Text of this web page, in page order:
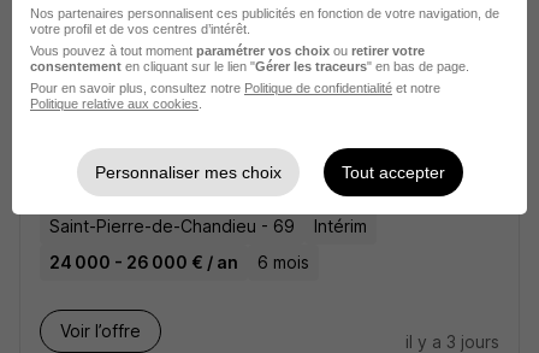
Écully - 69 CDD 2 400 - 2 600 € / mois 6 mois
Voir l’offre
il y a 2 jours
Assistant ADV et Transport H/F
Saint-Pierre-de-Chandieu - 69
Intérim
24 000 - 26 000 € / an
6 mois
Voir l’offre
il y a 3 jours
Nos partenaires personnalisent ces publicités en fonction de votre navigation, de
votre profil et de vos centres d’intérêt.
Vous pouvez à tout moment paramétrer vos choix ou retirer votre
consentement en cliquant sur le lien "Gérer les traceurs" en bas de page.
Pour en savoir plus, consultez notre Politique de confidentialité et notre
Politique relative aux cookies
Personnaliser mes choix Tout accepter